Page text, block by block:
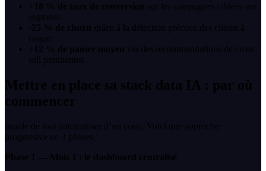
+18 % de taux de conversion sur les campagnes ciblées par
segment.
-25 % de churn grâce à la détection précoce des clients à
risque.
+12 % de panier moyen via des recommandations de cross-
sell pertinentes.
Mettre en place sa stack data IA : par où
commencer
Inutile de tout automatiser d’un coup. Voici une approche
progressive en 3 phases :
Phase 1 — Mois 1 : le dashboard centralisé